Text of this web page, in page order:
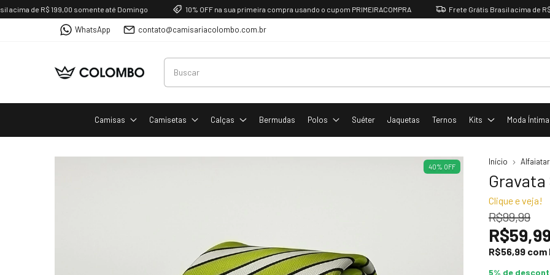
de R$ 199,00 somente até Domingo 10% OFF na sua primeira compra usando o cupom PRIMEIRACOMPRA Frete Grátis Brasil acima de R$
WhatsApp contato@camisariacolombo.com.br
Camisas Camisetas Calças Bermudas Polos Suéter Jaquetas Ternos Kits Moda Íntima
40% OFF
Início
Clique e veja!
R$99,99
R$59,99
R$56,99 com
5% de